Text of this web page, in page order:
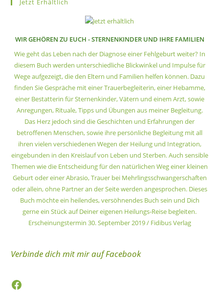
WIR GEHÖREN ZU EUCH - STERNENKINDER UND IHRE FAMILIEN
Wie geht das Leben nach der Diagnose einer Fehlgeburt weiter? In
diesem Buch werden unterschiedliche Blickwinkel und Impulse für
Wege aufgezeigt, die den Eltern und Familien helfen können. Dazu
finden Sie Gespräche mit einer Trauerbegleiterin, einer Hebamme,
einer Bestatterin für Sternenkinder, Vätern und einem Arzt, sowie
Anregungen, Rituale, Tipps und Übungen aus meiner Begleitung.
Das Herz jedoch sind die Geschichten und Erfahrungen der
betroffenen Menschen, sowie ihre persönliche Begleitung mit all
ihren vielen verschiedenen Wegen der Heilung und Integration,
eingebunden in den Kreislauf von Leben und Sterben. Auch sensible
Themen wie die Entscheidung für den natürlichen Weg einer kleinen
Geburt oder einer Abrasio, Trauer bei Mehrlingsschwangerschaften
oder allein, ohne Partner an der Seite werden angesprochen. Dieses
Buch möchte ein heilendes, versöhnendes Buch sein und Dich
gerne ein Stück auf Deiner eigenen Heilungs-Reise begleiten.
Erscheinungstermin 30. September 2019 / Fidibus Verlag
Verbinde dich mit mir auf Facebook
Facebook